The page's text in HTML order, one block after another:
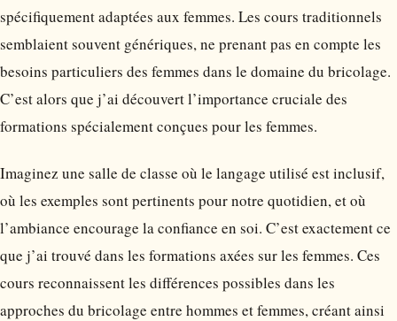
spécifiquement adaptées aux femmes. Les cours traditionnels
semblaient souvent génériques, ne prenant pas en compte les
besoins particuliers des femmes dans le domaine du bricolage.
C’est alors que j’ai découvert l’importance cruciale des
formations spécialement conçues pour les femmes.
Imaginez une salle de classe où le langage utilisé est inclusif,
où les exemples sont pertinents pour notre quotidien, et où
l’ambiance encourage la confiance en soi. C’est exactement ce
que j’ai trouvé dans les formations axées sur les femmes. Ces
cours reconnaissent les différences possibles dans les
approches du bricolage entre hommes et femmes, créant ainsi